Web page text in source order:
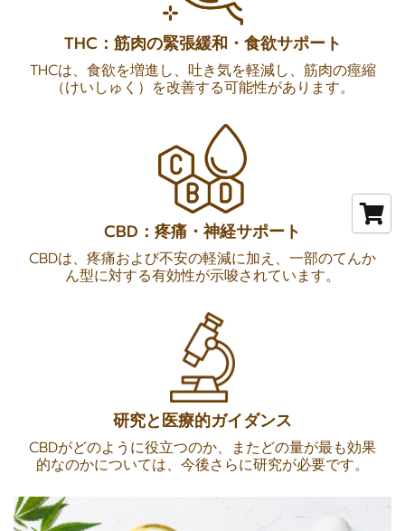
THC：筋肉の緊張緩和・食欲サポート
THCは、食欲を増進し、吐き気を軽減し、筋肉の痙縮
（けいしゅく）を改善する可能性があります。
CBD：疼痛・神経サポート
CBDは、疼痛および不安の軽減に加え、一部のてんか
ん型に対する有効性が示唆されています。
研究と医療的ガイダンス
CBDがどのように役立つのか、またどの量が最も効果
的なのかについては、今後さらに研究が必要です。